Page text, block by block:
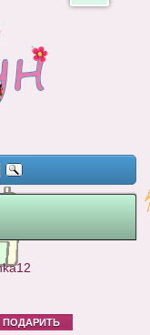
ПОДАРИТЬ